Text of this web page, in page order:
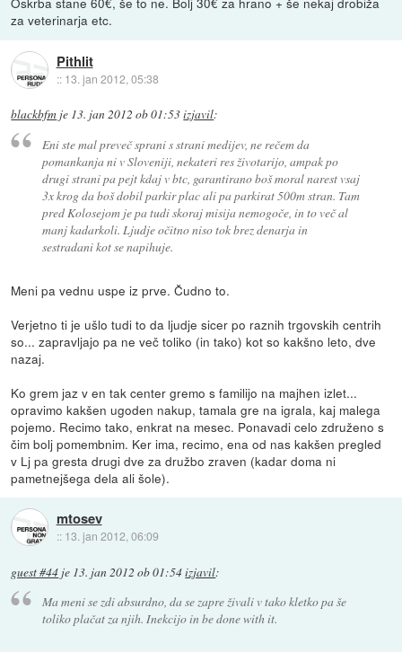
za veterinarja etc.
Pithlit
:: 13. jan 2012, 05:38
blackbfm je 13. jan 2012 ob 01:53izjavil:
Eni ste mal preveč sprani s strani medijev, ne rečem da
pomankanja ni v Sloveniji, nekateri res životarijo, ampak po
drugi strani pa pejt kdaj v btc, garantirano boš moral narest vsaj
3x krog da boš dobil parkir plac ali pa parkirat 500m stran. Tam
pred Kolosejom je pa tudi skoraj misija nemogoče, in to več al
manj kadarkoli. Ljudje očitno niso tok brez denarja in
sestradani kot se napihuje.
Meni pa vednu uspe iz prve. Čudno to.
Verjetno ti je ušlo tudi to da ljudje sicer po raznih trgovskih centrih
so... zapravljajo pa ne več toliko (in tako) kot so kakšno leto, dve
nazaj.
Ko grem jaz v en tak center gremo s familijo na majhen izlet...
opravimo kakšen ugoden nakup, tamala gre na igrala, kaj malega
pojemo. Recimo tako, enkrat na mesec. Ponavadi celo združeno s
čim bolj pomembnim. Ker ima, recimo, ena od nas kakšen pregled
v Lj pa gresta drugi dve za družbo zraven (kadar doma ni
pametnejšega dela ali šole).
mtosev
:: 13. jan 2012, 06:09
guest #44 je 13. jan 2012 ob 01:54izjavil:
Ma meni se zdi absurdno, da se zapre živali v tako kletko pa še
toliko plačat za njih. Inekcijo in be done with it.